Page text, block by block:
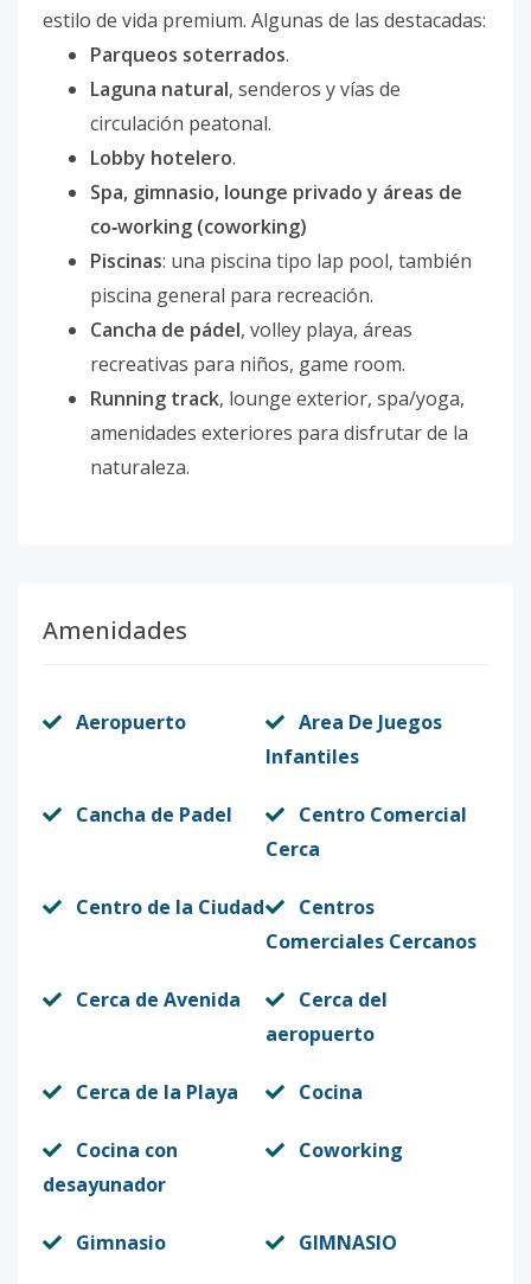
estilo de vida premium. Algunas de las destacadas:
Parqueos soterrados.
Laguna natural, senderos y vías de
circulación peatonal.
Lobby hotelero.
Spa, gimnasio, lounge privado y áreas de
co‑working (coworking)
Piscinas: una piscina tipo lap pool, también
piscina general para recreación.
Cancha de pádel, volley playa, áreas
recreativas para niños, game room.
Running track, lounge exterior, spa/yoga,
amenidades exteriores para disfrutar de la
naturaleza.
Amenidades
Aeropuerto
Area De Juegos
Infantiles
Cancha de Padel
Centro Comercial
Cerca
Centro de la Ciudad
Centros
Comerciales Cercanos
Cerca de Avenida
Cerca del
aeropuerto
Cerca de la Playa Cocina
Cocina con
desayunador
Coworking
Gimnasio GIMNASIO